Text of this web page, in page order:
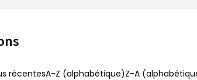
récentesA-Z (alphabétique)Z-A